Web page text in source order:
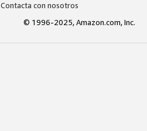
Contacta con nosotros
© 1996-2025, Amazon.com, Inc.